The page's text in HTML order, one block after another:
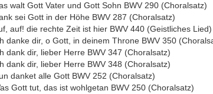
walt Gott Vater und Gott Sohn BWV 290 (Choralsatz)
sei Gott in der Höhe BWV 287 (Choralsatz)
auf! die rechte Zeit ist hier BWV 440 (Geistliches Lied)
danke dir, o Gott, in deinem Throne BWV 350
dank dir, lieber Herre BWV 347 (Choralsatz)
dank dir, lieber Herre BWV 348 (Choralsatz)
danket alle Gott BWV 252 (Choralsatz)
Gott tut, das ist wohlgetan BWV 250 (Choralsatz)